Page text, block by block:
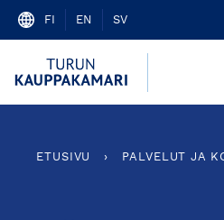
Skip
FI EN SV
ETUSIVU › PALVELUT JA